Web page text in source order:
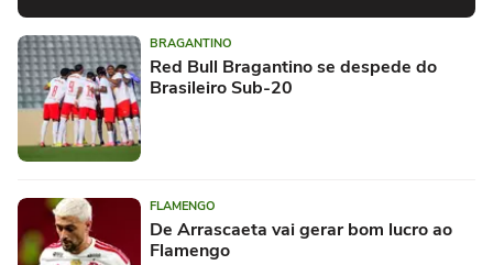
BRAGANTINO
Red Bull Bragantino se despede do
Brasileiro Sub-20
FLAMENGO
De Arrascaeta vai gerar bom lucro ao
Flamengo